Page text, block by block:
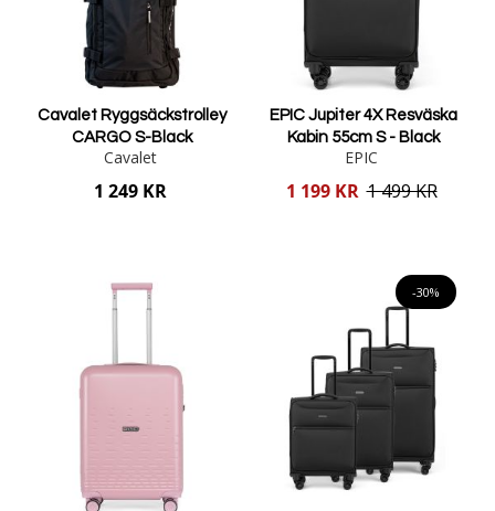
Cavalet Ryggsäckstrolley
CARGO S-Black
Cavalet
1 249 KR
EPIC Jupiter 4X Resväska
Kabin 55cm S - Black
EPIC
Reducerat
1 199 KR 1 499 KR
-30%